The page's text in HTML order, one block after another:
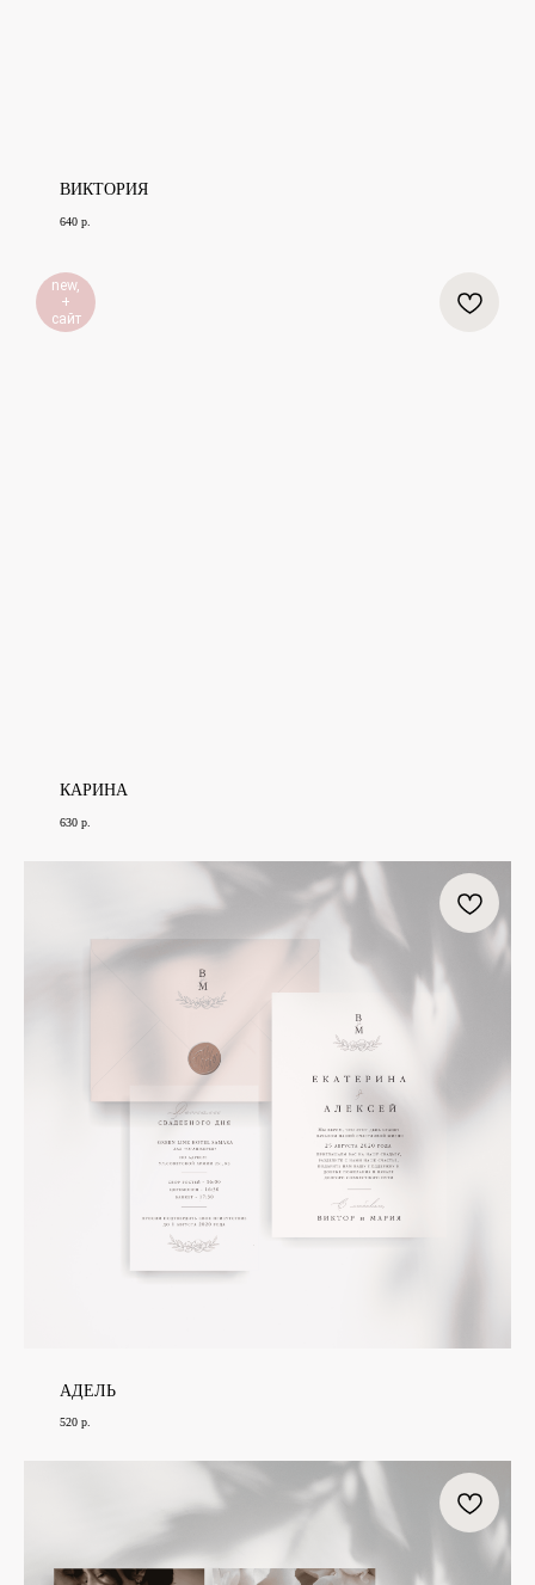
ВИКТОРИЯ
640 р.
new,
+
сайт
КАРИНА
630 р.
АДЕЛЬ
520 р.